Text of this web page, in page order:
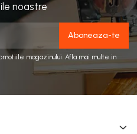
noastre
magazinului. Afla mai multe in